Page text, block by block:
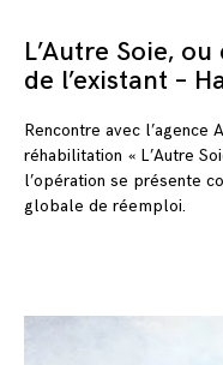
L’Autre Soie,
de l’existant –
Rencontre avec l’agence
réhabilitation « L’Autre
l’opération se présente
globale de réemploi.